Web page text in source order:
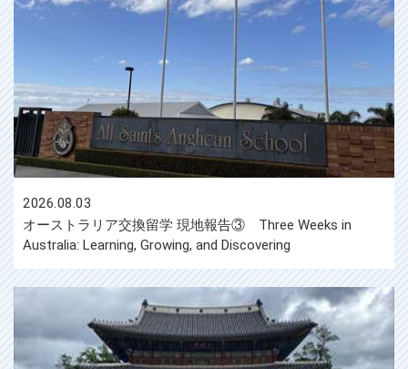
2026.08.03
オーストラリア交換留学 現地報告③ Three Weeks in
Australia: Learning, Growing, and Discovering